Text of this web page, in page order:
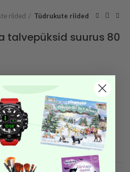
riided Tüdrukute riided
talvepüksid suurus 80